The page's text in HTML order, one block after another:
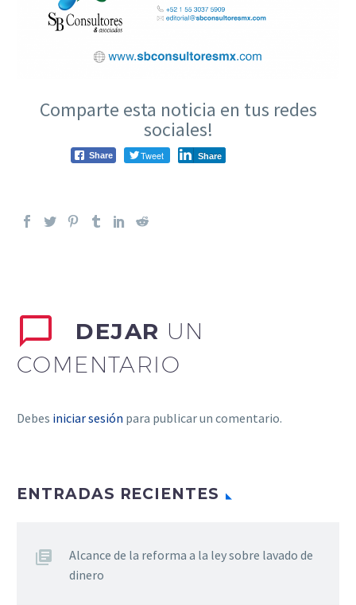
Comparte esta noticia en tus redes
sociales!
Share Tweet Share
DEJAR UN
COMENTARIO
Debes iniciar sesión para publicar un comentario.
ENTRADAS RECIENTES
Alcance de la reforma a la ley sobre lavado de
dinero